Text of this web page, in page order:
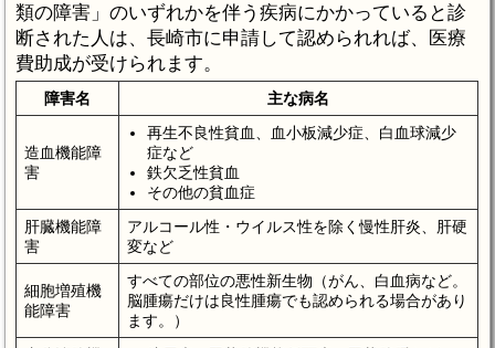
類の障害」のいずれかを伴う疾病にかかっていると診
断された人は、長崎市に申請して認められれば、医療
費助成が受けられます。
障害名 主な病名
造血機能障
害
再生不良性貧血、血小板減少症、白血球減少
症など
鉄欠乏性貧血
その他の貧血症
肝臓機能障
害
アルコール性・ウイルス性を除く慢性肝炎、肝硬
変など
細胞増殖機
能障害
すべての部位の悪性新生物（がん、白血病など。
脳腫瘍だけは良性腫瘍でも認められる場合があり
ます。）